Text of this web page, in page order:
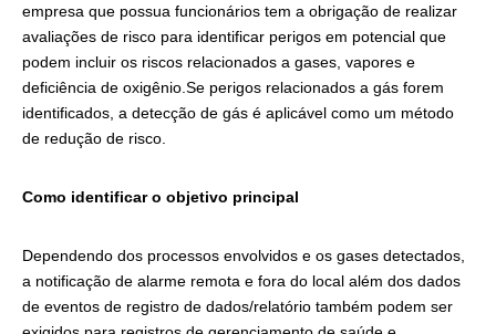
empresa que possua funcionários tem a obrigação de realizar
avaliações de risco para identificar perigos em potencial que
podem incluir os riscos relacionados a gases, vapores e
deficiência de oxigênio.Se perigos relacionados a gás forem
identificados, a detecção de gás é aplicável como um método
de redução de risco.
Como identificar o objetivo principal
Dependendo dos processos envolvidos e os gases detectados,
a notificação de alarme remota e fora do local além dos dados
de eventos de registro de dados/relatório também podem ser